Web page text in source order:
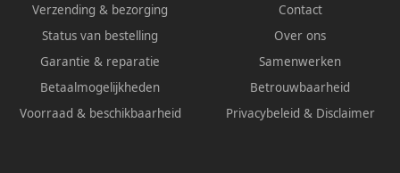
Verzending & bezorging
Status van bestelling
Garantie & reparatie
Betaalmogelijkheden
Voorraad & beschikbaarheid
Contact
Over ons
Samenwerken
Betrouwbaarheid
Privacybeleid & Disclaimer